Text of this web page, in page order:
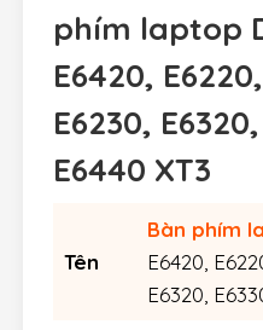
phím laptop
E6420,
E6230,
E6440 XT3
Tên
Bàn phím
E6420,
E6320,